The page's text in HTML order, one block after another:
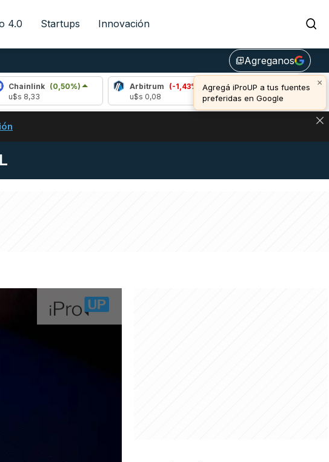
4.0 Startups Innovación
library_addAgreganos
×
Agregá iProUP a tus fuentes
preferidas en Google
(0,50%)
Arbitrum (-1,43%)
Bitcoin (-0,11%)
u$s 64.864,00
ARGENTINA: IMPACTO EN BITCOIN, DÓLAR CRIPTO Y EXCHANGES